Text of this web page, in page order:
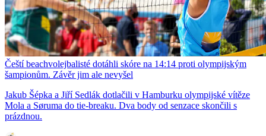
Čeští beachvolejbalisté dotáhli skóre na 14:14 proti olympijským
šampionům. Závěr jim ale nevyšel
Jakub Šépka a Jiří Sedlák dotlačili v Hamburku olympijské vítěze
Mola a Søruma do tie-breaku. Dva body od senzace skončili s
prázdnou.